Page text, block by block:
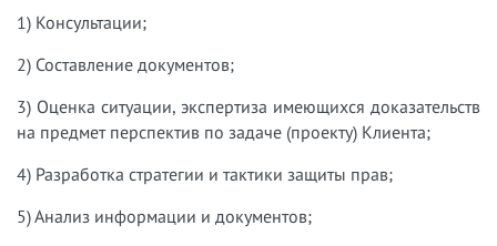
1) Консультации;
2) Составление документов;
3) Оценка ситуации, экспертиза имеющихся доказательств
на предмет перспектив по задаче (проекту) Клиента;
4) Разработка стратегии и тактики защиты прав;
5) Анализ информации и документов;